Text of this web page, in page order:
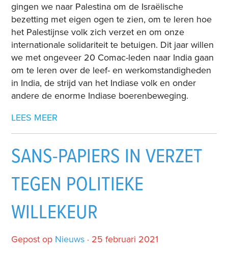
gingen we naar Palestina om de Israëlische
bezetting met eigen ogen te zien, om te leren hoe
het Palestijnse volk zich verzet en om onze
internationale solidariteit te betuigen. Dit jaar willen
we met ongeveer 20 Comac-leden naar India gaan
om te leren over de leef- en werkomstandigheden
in India, de strijd van het Indiase volk en onder
andere de enorme Indiase boerenbeweging.
LEES MEER
SANS-PAPIERS IN VERZET
TEGEN POLITIEKE
WILLEKEUR
Gepost op Nieuws · 25 februari 2021